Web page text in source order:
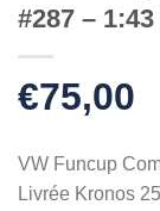
#287 –
€75,00
VW Funcup
Livrée Kronos